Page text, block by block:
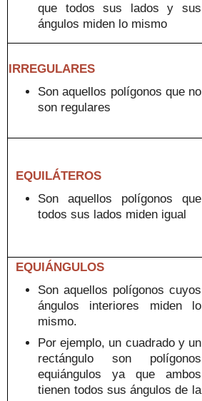
que todos sus lados y sus
ángulos miden lo mismo
IRREGULARES
Son aquellos polígonos que no
son regulares
EQUILÁTEROS
Son aquellos polígonos que
todos sus lados miden igual
EQUIÁNGULOS
Son aquellos polígonos cuyos
ángulos interiores miden lo
mismo.
Por ejemplo, un cuadrado y un
rectángulo son polígonos
equiángulos ya que ambos
tienen todos sus ángulos de la